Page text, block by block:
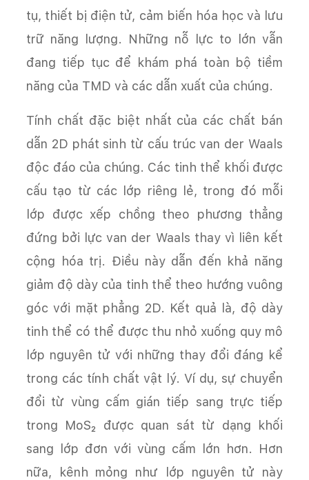
tụ, thiết bị điện tử, cảm biến hóa học và lưu
trữ năng lượng. Những nỗ lực to lớn vẫn
đang tiếp tục để khám phá toàn bộ tiềm
năng của TMD và các dẫn xuất của chúng.
Tính chất đặc biệt nhất của các chất bán
dẫn 2D phát sinh từ cấu trúc van der Waals
độc đáo của chúng. Các tinh thể khối được
cấu tạo từ các lớp riêng lẻ, trong đó mỗi
lớp được xếp chồng theo phương thẳng
đứng bởi lực van der Waals thay vì liên kết
cộng hóa trị. Điều này dẫn đến khả năng
giảm độ dày của tinh thể theo hướng vuông
góc với mặt phẳng 2D. Kết quả là, độ dày
tinh thể có thể được thu nhỏ xuống quy mô
lớp nguyên tử với những thay đổi đáng kể
trong các tính chất vật lý. Ví dụ, sự chuyển
đổi từ vùng cấm gián tiếp sang trực tiếp
trong MoS₂ được quan sát từ dạng khối
sang lớp đơn với vùng cấm lớn hơn. Hơn
nữa, kênh mỏng như lớp nguyên tử này